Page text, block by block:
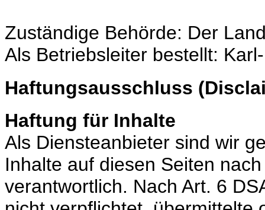
Zuständige Behörde: Der
Als Betriebsleiter bestellt:
Haftungsausschluss
Haftung für Inhalte
Als Diensteanbieter sind wir
Inhalte auf diesen Seiten
verantwortlich. Nach Art. 6